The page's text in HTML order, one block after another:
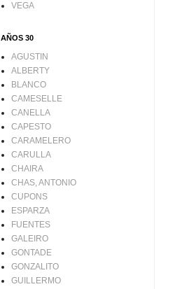
VEGA
AÑOS 30
AGUSTIN
ALBERTY
BLANCO
CAMESELLE
CANELLA
CAPESTO
CARAMELERO
CARULLA
CHAIRA
CHAS, ANTONIO
CUPONS
ESPARZA
FUENTES
GALEIRO
GONTADE
GONZALITO
GUILLERMO